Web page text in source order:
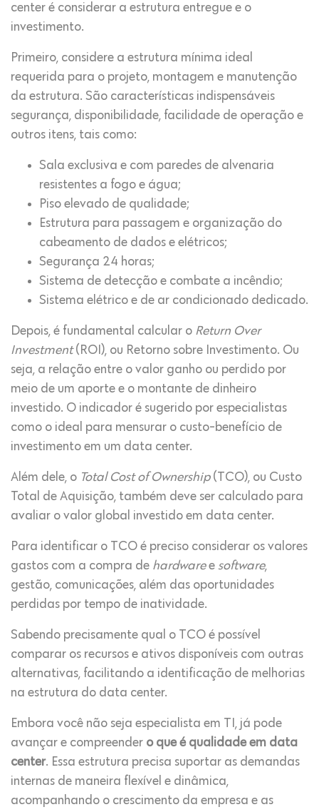
center é considerar a estrutura entregue e o
investimento.
Primeiro, considere a estrutura mínima ideal
requerida para o projeto, montagem e manutenção
da estrutura. São características indispensáveis
segurança, disponibilidade, facilidade de operação e
outros itens, tais como:
Sala exclusiva e com paredes de alvenaria
resistentes a fogo e água;
Piso elevado de qualidade;
Estrutura para passagem e organização do
cabeamento de dados e elétricos;
Segurança 24 horas;
Sistema de detecção e combate a incêndio;
Sistema elétrico e de ar condicionado dedicado.
Depois, é fundamental calcular o Return Over
Investment(ROI), ou Retorno sobre Investimento. Ou
seja, a relação entre o valor ganho ou perdido por
meio de um aporte e o montante de dinheiro
investido. O indicador é sugerido por especialistas
como o ideal para mensurar o custo-benefício de
investimento em um data center.
Além dele, o Total Cost of Ownership(TCO), ou Custo
Total de Aquisição, também deve ser calculado para
avaliar o valor global investido em data center.
Para identificar o TCO é preciso considerar os valores
gastos com a compra de hardwaree software,
gestão, comunicações, além das oportunidades
perdidas por tempo de inatividade.
Sabendo precisamente qual o TCO é possível
comparar os recursos e ativos disponíveis com outras
alternativas, facilitando a identificação de melhorias
na estrutura do data center.
Embora você não seja especialista em TI, já pode
avançar e compreender o que é qualidade em data
center. Essa estrutura precisa suportar as demandas
internas de maneira flexível e dinâmica,
acompanhando o crescimento da empresa e as